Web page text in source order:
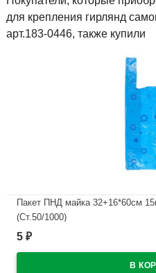
для крепления гирлянд
арт.183-0446, также купили
Пакет ПНД майка 32+16*60см
(Ст.50/1000)
5 ₽